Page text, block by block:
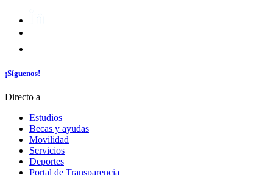
¡Síguenos!
Directo a
Estudios
Becas y ayudas
Movilidad
Servicios
Deportes
Portal de Transparencia